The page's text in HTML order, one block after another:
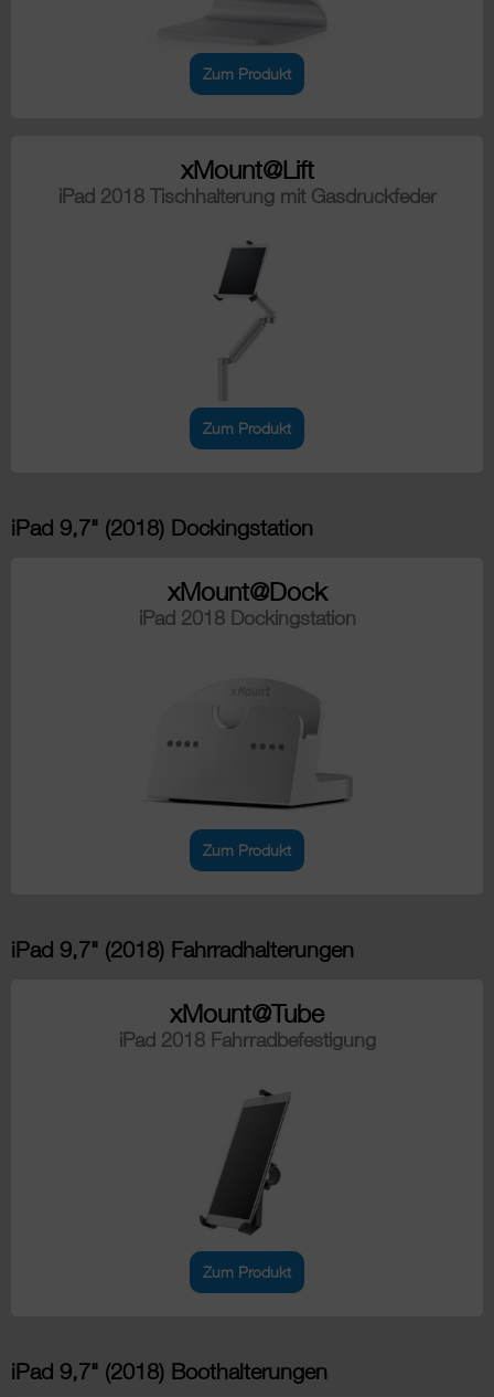
Zum Produkt
xMount@Lift
iPad 2018 Tischhalterung mit Gasdruckfeder
Zum Produkt
iPad 9,7" (2018) Dockingstation
xMount@Dock
iPad 2018 Dockingstation
Zum Produkt
iPad 9,7" (2018) Fahrradhalterungen
xMount@Tube
iPad 2018 Fahrradbefestigung
Zum Produkt
iPad 9,7" (2018) Boothalterungen